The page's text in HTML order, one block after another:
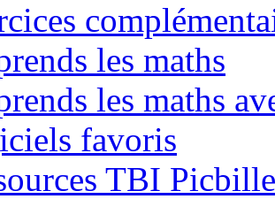
les maths
les maths
favoris
TBI Picbille